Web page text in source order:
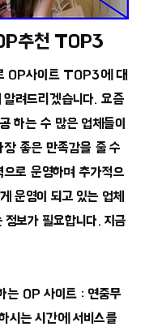
추천 TOP3
OP사이트 TOP3에 대
려드리겠습니다. 요즘
하는 수 많은 업체들이
좋은 만족감을 줄 수
으로 운영하며 추가적으
운영이 되고 있는 업체
보가 필요합니다. 지금
OP 사이트 : 연중무
시는 시간에 서비스를